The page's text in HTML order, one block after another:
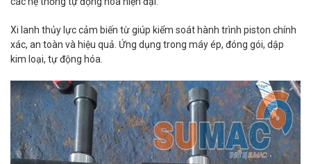
Xi lanh thủy lực cảm biến từ giúp kiểm soát hành trình piston chính
xác, an toàn và hiệu quả. Ứng dụng trong máy ép, đóng gói, dập
kim loại, tự động hóa.